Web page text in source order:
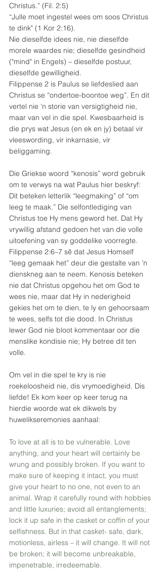
Christus.” (Fil. 2:5)
“Julle moet ingestel wees om soos Christus
te dink" (1 Kor 2:16).
Nie dieselfde idees nie, nie dieselfde
morele waardes nie; dieselfde gesindheid
("mind" in Engels) – dieselfde postuur,
dieselfde gewilligheid.
Filippense 2 is Paulus se liefdeslied aan
Christus se “ondertoe-boontoe weg”. En dit
vertel nie 'n storie van versigtigheid nie,
maar van vel in die spel. Kwesbaarheid is
die prys wat Jesus (en ek en jy) betaal vir
vleeswording, vir inkarnasie, vir
beliggaming.
Die Griekse woord “kenosis” word gebruik
om te verwys na wat Paulus hier beskryf:
Dit beteken letterlik “leegmaking” of “om
leeg te maak.” Die selfontlediging van
Christus toe Hy mens geword het. Dat Hy
vrywillig afstand gedoen het van die volle
uitoefening van sy goddelike voorregte.
Filippense 2:6–7 sê dat Jesus Homself
“leeg gemaak het” deur die gestalte van ’n
dienskneg aan te neem. Kenosis beteken
nie dat Christus opgehou het om God te
wees nie, maar dat Hy in nederigheid
gekies het om te dien, te ly en gehoorsaam
te wees, selfs tot die dood. In Christus
lewer God nie bloot kommentaar oor die
menslike kondisie nie; Hy betree dit ten
volle.
Om vel in die spel te kry is nie
roekeloosheid nie, dis vrymoedigheid. Dis
liefde! Ek kom keer op keer terug na
hierdie woorde wat ek dikwels by
huwelikseremonies aanhaal:
To love at all is to be vulnerable. Love
anything, and your heart will certainly be
wrung and possibly broken. If you want to
make sure of keeping it intact, you must
give your heart to no one, not even to an
animal. Wrap it carefully round with hobbies
and little luxuries; avoid all entanglements;
lock it up safe in the casket or coffin of your
selfishness. But in that casket- safe, dark,
motionless, airless – it will change. It will not
be broken; it will become unbreakable,
impenetrable, irredeemable.